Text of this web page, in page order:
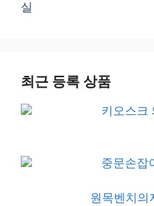
실
최근 등록 상품
키오스크
중문손잡
원목벤치